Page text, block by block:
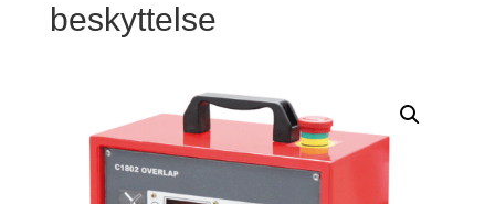
beskyttelse